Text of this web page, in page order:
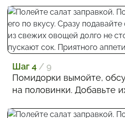
Шаг 4 / 9
Помидорки вымойте,
на половинки. Добавьте